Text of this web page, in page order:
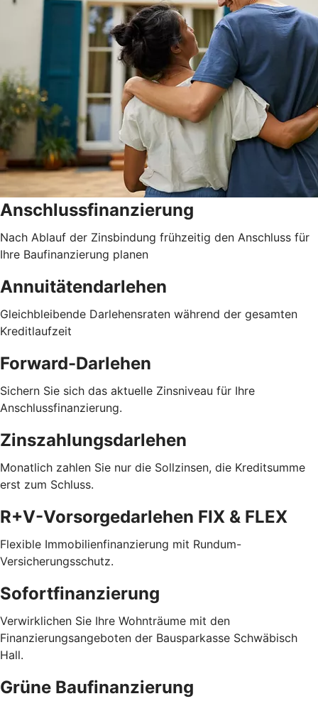
Anschlussfinanzierung
Nach Ablauf der Zinsbindung frühzeitig den Anschluss für
Ihre Baufinanzierung planen
Annuitätendarlehen
Gleichbleibende Darlehensraten während der gesamten
Kreditlaufzeit
Forward-Darlehen
Sichern Sie sich das aktuelle Zinsniveau für Ihre
Anschlussfinanzierung.
Zinszahlungsdarlehen
Monatlich zahlen Sie nur die Sollzinsen, die Kreditsumme
erst zum Schluss.
R+V-Vorsorgedarlehen FIX & FLEX
Flexible Immobilienfinanzierung mit Rundum-
Versicherungsschutz.
Sofortfinanzierung
Verwirklichen Sie Ihre Wohnträume mit den
Finanzierungsangeboten der Bausparkasse Schwäbisch
Hall.
Grüne Baufinanzierung